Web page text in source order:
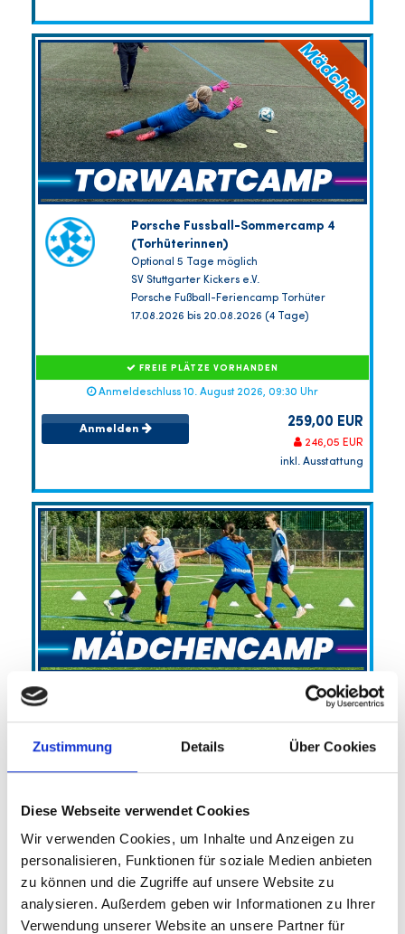
Zustimmung Details Über Cookies
Diese Webseite verwendet Cookies
Wir verwenden Cookies, um Inhalte und Anzeigen zu
personalisieren, Funktionen für soziale Medien anbieten
zu können und die Zugriffe auf unsere Website zu
analysieren. Außerdem geben wir Informationen zu Ihrer
Verwendung unserer Website an unsere Partner für
Porsche Fussball-Sommercamp 4
(Torhüterinnen)
Optional 5 Tage möglich
SV Stuttgarter Kickers e.V.
Porsche Fußball-Feriencamp Torhüter
17.08.2026 bis 20.08.2026 (4 Tage)
FREIE PLÄTZE VORHANDEN
Anmeldeschluss 10. August 2026, 09:30 Uhr
Anmelden 259,00 EUR
246,05 EUR
inkl. Ausstattung
Porsche Fußball-Mädchencamp
FREIE PLÄTZE VORHANDEN
Anmeldeschluss 12. August 2026, 09:30 Uhr
Anmelden 215,00 EUR
204,25 EUR
inkl. Ausstattung